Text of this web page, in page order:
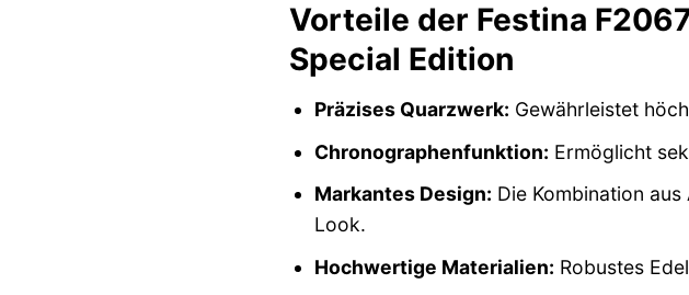
Vorteile der Festina
Special Edition
Präzises Quarzwerk: Gewährleistet
Chronographenfunktion: Ermöglicht
Markantes Design: Die Kombination
Look.
Hochwertige Materialien: Robustes